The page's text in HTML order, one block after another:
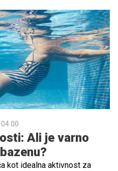
med nosečnostjo. V zadnjih
s serijo premišljenih,
videzov, ki so
omrežjih in modnih
Ali je varno
kot idealna aktivnost za